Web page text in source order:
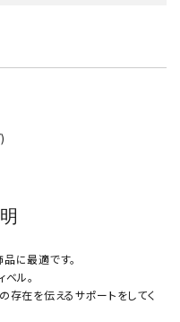
に最適です。
ル。
存在を伝えるサポートをしてく